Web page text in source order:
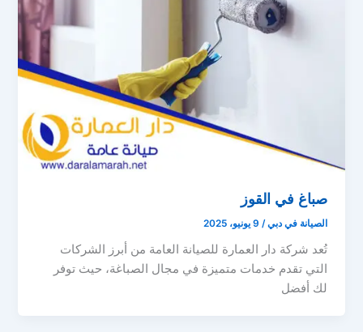
صباغ في القوز
الصيانة في دبي/ 9 يونيو، 2025
تُعد شركة دار العمارة للصيانة العامة من أبرز الشركات
التي تقدم خدمات متميزة في مجال الصباغة، حيث توفر
لك أفضل